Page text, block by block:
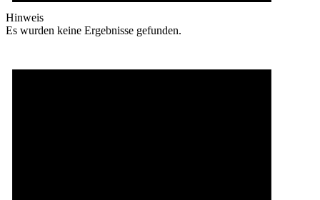
Hinweis
Es wurden keine Ergebnisse gefunden.